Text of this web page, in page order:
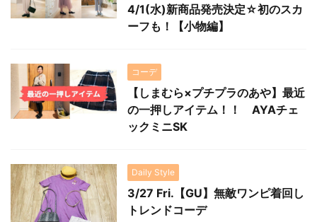
4/1(水)新商品発売決定☆初のスカ
ーフも！【小物編】
コーデ
【しまむら×プチプラのあや】最近
の一押しアイテム！！ AYAチェ
ックミニSK
Daily Style
3/27 Fri.【GU】無敵ワンピ着回し
トレンドコーデ